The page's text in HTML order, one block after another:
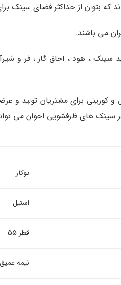
بتوان از حداکثر فضای سینک
می باشند.
در زمینه تولید سینک ، هود ، اجاق
و کورینی برای مشتریان تولید و
سینک های ظرفشویی اخوان می
توکار
استیل
قطر 55
نیمه عمیق